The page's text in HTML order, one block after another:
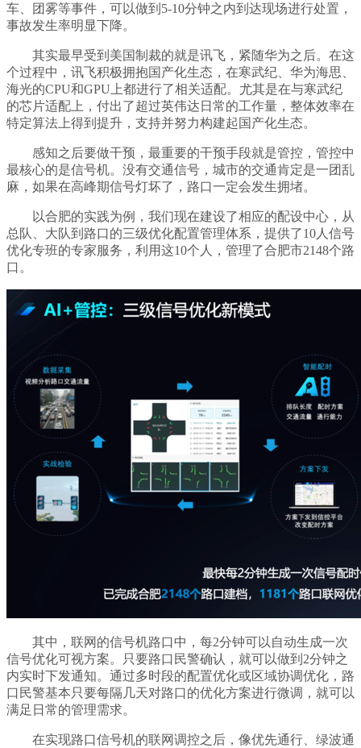
车、团雾等事件，可以做到5-10分钟之内到达现场进行处置，
事故发生率明显下降。
其实最早受到美国制裁的就是讯飞，紧随华为之后。在这
个过程中，讯飞积极拥抱国产化生态，在寒武纪、华为海思、
海光的CPU和GPU上都进行了相关适配。尤其是在与寒武纪
的芯片适配上，付出了超过英伟达日常的工作量，整体效率在
特定算法上得到提升，支持并努力构建起国产化生态。
感知之后要做干预，最重要的干预手段就是管控，管控中
最核心的是信号机。没有交通信号，城市的交通肯定是一团乱
麻，如果在高峰期信号灯坏了，路口一定会发生拥堵。
以合肥的实践为例，我们现在建设了相应的配设中心，从
总队、大队到路口的三级优化配置管理体系，提供了10人信号
优化专班的专家服务，利用这10个人，管理了合肥市2148个路
口。
其中，联网的信号机路口中，每2分钟可以自动生成一次
信号优化可视方案。只要路口民警确认，就可以做到2分钟之
内实时下发通知。通过多时段的配置优化或区域协调优化，路
口民警基本只要每隔几天对路口的优化方案进行微调，就可以
满足日常的管理需求。
在实现路口信号机的联网调控之后，像优先通行、绿波通